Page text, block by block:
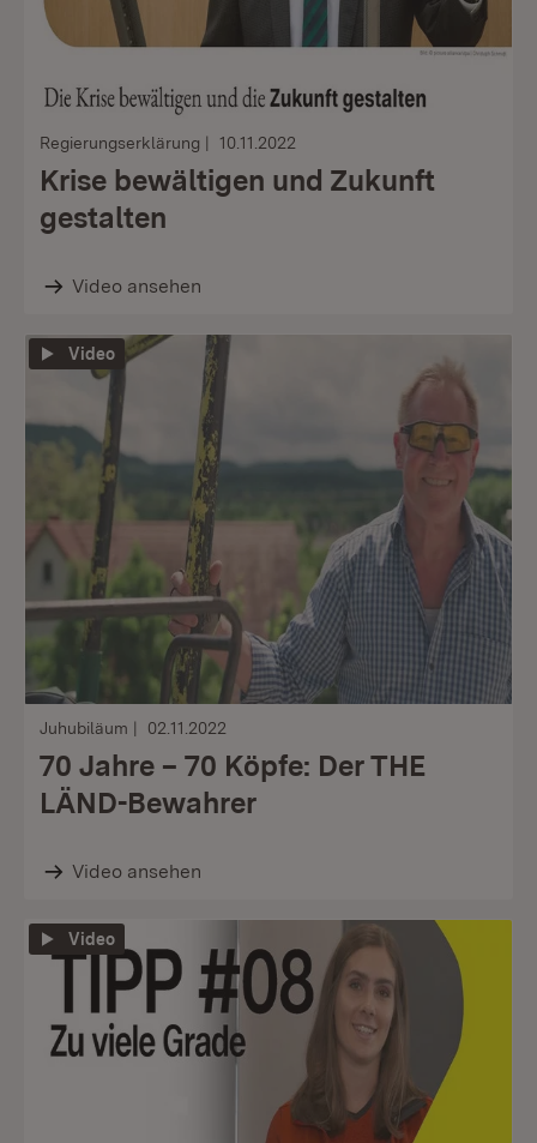
Regierungserklärung 10.11.2022
Krise bewältigen und Zukunft
gestalten
Video ansehen
Video
Juhubiläum 02.11.2022
70 Jahre – 70 Köpfe: Der THE
LÄND-Bewahrer
Video ansehen
Video